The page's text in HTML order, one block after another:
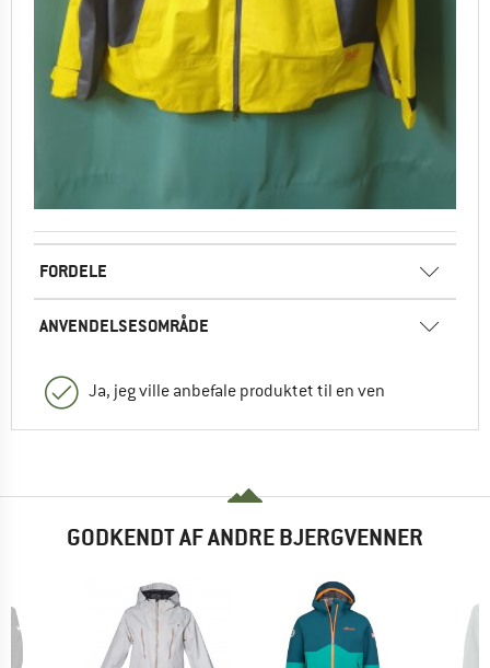
FORDELE
ANVENDELSESOMRÅDE
Ja, jeg ville anbefale produktet til en ven
GODKENDT AF ANDRE BJERGVENNER